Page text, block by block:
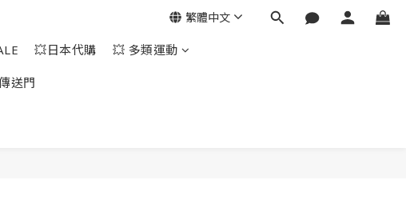
💥日本代購 💥 多類運動
送門
繁體中文